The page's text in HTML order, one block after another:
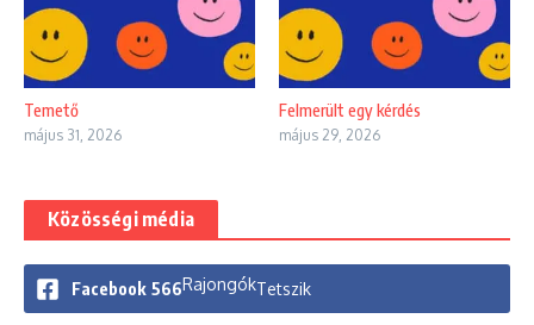
Temető
május 31, 2026
Felmerült egy kérdés
május 29, 2026
Közösségi média
Facebook 566RajongókTetszik